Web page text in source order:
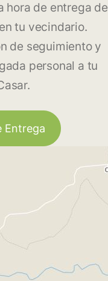
hora de entrega de
tu vecindario.
de seguimiento y
personal a tu
Entrega